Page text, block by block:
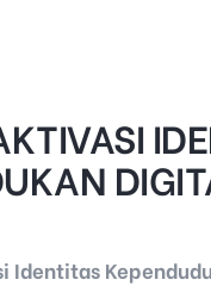
Identitas